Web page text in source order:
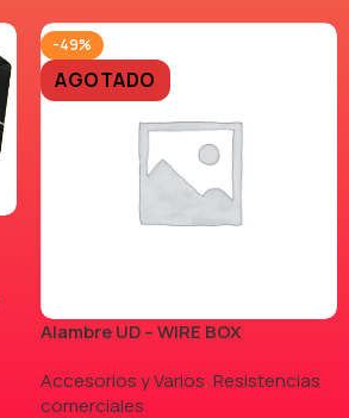
-49%
AGOTADO
Alambre UD – WIRE BOX
Accesorios y Varios,Resistencias
comerciales